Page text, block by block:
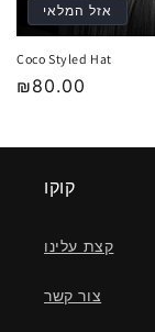
אזל המלאי
Coco Styled Hat
מחיר
₪80.00
קוקו
קצת עלינו
צור קשר